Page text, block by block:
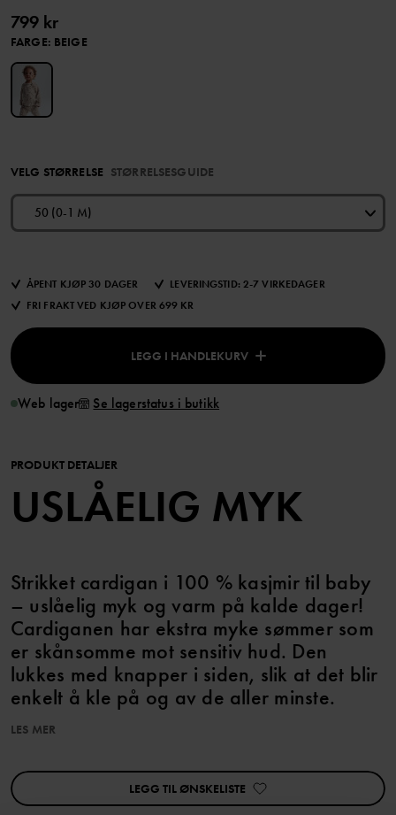
799 kr
FARGE: BEIGE
VELG STØRRELSE STØRRELSESGUIDE
50 (0-1 M)
ÅPENT KJØP 30 DAGER
LEVERINGSTID: 2-7 VIRKEDAGER
FRI FRAKT VED KJØP OVER 699 KR
LEGG I HANDLEKURV
Web lager Se lagerstatus i butikk
PRODUKT DETALJER
USLÅELIG MYK
Strikket cardigan i 100 % kasjmir til baby
– uslåelig myk og varm på kalde dager!
Cardiganen har ekstra myke sømmer som
er skånsomme mot sensitiv hud. Den
lukkes med knapper i siden, slik at det blir
enkelt å kle på og av de aller minste.
Egenskaper:
• Ekstra myke sømmer
LES MER
LEGG TIL ØNSKELISTE